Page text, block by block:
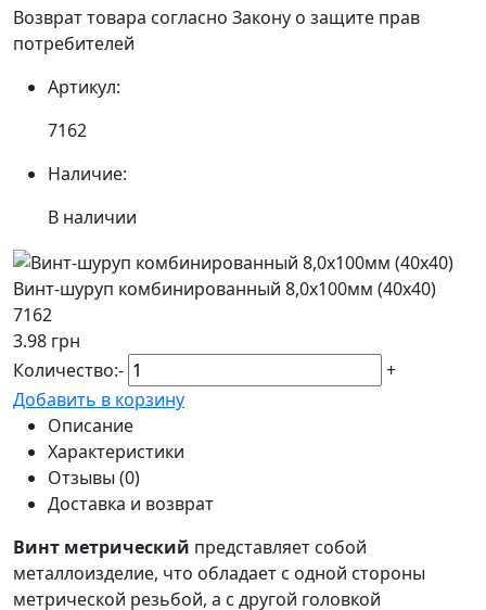
Возврат товара согласно Закону о защите прав
потребителей
Артикул:
7162
Наличие:
В наличии
Винт-шуруп комбинированный 8,0х100мм (40х40)
7162
3.98 грн
Количество:-
+
Добавить в корзину
Описание
Характеристики
Отзывы (0)
Доставка и возврат
Винт метрический представляет собой
металлоизделие, что обладает с одной стороны
метрической резьбой, а с другой головкой